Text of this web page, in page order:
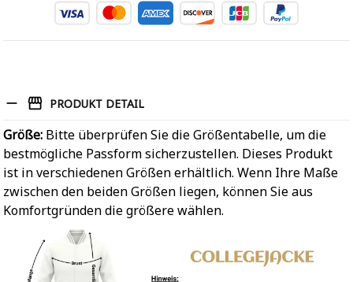
PRODUKT DETAIL
Größe: Bitte überprüfen Sie die Größentabelle, um die
bestmögliche Passform sicherzustellen. Dieses Produkt
ist in verschiedenen Größen erhältlich. Wenn Ihre Maße
zwischen den beiden Größen liegen, können Sie aus
Komfortgründen die größere wählen.